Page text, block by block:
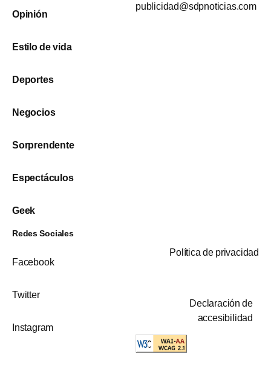
Opinión
Estilo de vida
Deportes
Negocios
Sorprendente
Espectáculos
Geek
publicidad@sdpnoticias.com
Redes Sociales
Facebook
Twitter
Instagram
Política de privacidad
Declaración de
accesibilidad